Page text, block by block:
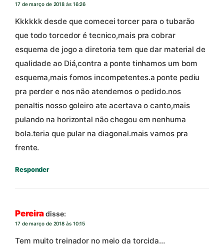
17 de março de 2018 às 16:26
Kkkkkk desde que comecei torcer para o tubarão
que todo torcedor é tecnico,mais pra cobrar
esquema de jogo a diretoria tem que dar material de
qualidade ao Diá,contra a ponte tinhamos um bom
esquema,mais fomos incompetentes.a ponte pediu
pra perder e nos não atendemos o pedido.nos
penaltis nosso goleiro ate acertava o canto,mais
pulando na horizontal não chegou em nenhuma
bola.teria que pular na diagonal.mais vamos pra
frente.
Responder
Pereiradisse:
17 de março de 2018 às 10:15
Tem muito treinador no meio da torcida…